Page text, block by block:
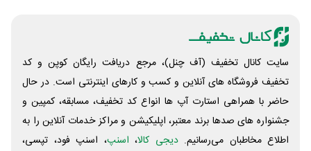
سایت کانال تخفیف (آف چنل)، مرجع دریافت رایگان کوپن و کد
تخفیف فروشگاه های آنلاین و کسب و‌ کارهای اینترنتی است. در حال
حاضر با همراهی استارت آپ ها انواع کد تخفیف، مسابقه، کمپین و
جشنواره های صدها برند معتبر، اپلیکیشن و مراکز خدمات آنلاین را به
اطلاع مخاطبان می‌رسانیم. دیجی کالا، اسنپ، اسنپ فود، تپسی،